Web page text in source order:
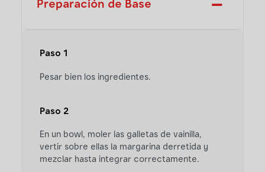
Preparación de Base
Paso 1
Pesar bien los ingredientes.
Paso 2
En un bowl, moler las galletas de vainilla,
vertir sobre ellas la margarina derretida y
mezclar hasta integrar correctamente.